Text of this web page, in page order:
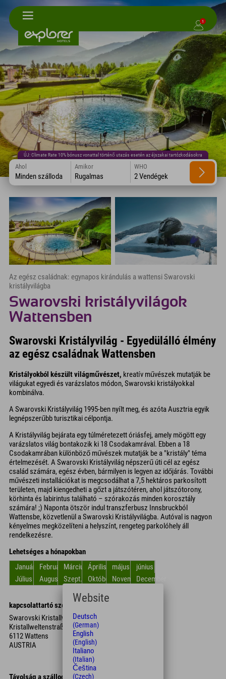
1
ÚJ: Climate Rate 10% bónusz vonattal történő utazás esetén az éjszakai tartózkodásokra
Ahol
Minden szálloda
Amikor
Rugalmas
WHO
2 Vendégek
Az egész családnak: egynapos kirándulás a wattensi Swarovski
kristályvilágba
Swarovski kristályvilágok
Wattensben
Swarovski Kristályvilág - Egyedülálló élmény
az egész családnak Wattensben
Kristályokból készült világművészet, kreatív művészek mutatják be
világukat egyedi és varázslatos módon, Swarovski kristályokkal
kombinálva.
A Swarovski Kristályvilág 1995-ben nyílt meg, és azóta Ausztria egyik
legnépszerűbb turisztikai célpontja.
A Kristályvilág bejárata egy túlméretezett óriásfej, amely mögött egy
varázslatos világ bontakozik ki 18 Csodakamrával. Ebben a 18
Csodakamrában különböző művészek mutatják be a "kristály" téma
értelmezését. A Swarovski Kristályvilág népszerű úti cél az egész
család számára, egész évben, bármilyen is legyen az időjárás. További
művészeti installációkat is megcsodálhat a 7,5 hektáros parkosított
területen, majd kiengedheti a gőzt a játszótéren, ahol játszótorony,
körhinta és labirintus található – szórakozás minden korosztály
számára! ;) Naponta ötször indul transzferbusz Innsbruckból
Wattensbe, közvetlenül a Swarovski Kristályvilágba. Autóval is nagyon
kényelmes megközelíteni a helyszínt, rengeteg parkolóhely áll
rendelkezésre.
Lehetséges a hónapokban
Január
Február Március Április május
június
Július
AugusztusSzept. Október NovemberDecember
kapcsolattartó személy
Swarovski Kristallwelten
Kristallweltenstraße 1
6112 Wattens
AUSTRIA
Távolság a szállodától
Website
Deutsch
(German)
English
(English)
Italiano
(Italian)
Čeština
(Czech)